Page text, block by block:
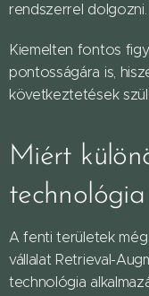
rendszerrel dolgozni.
Kiemelten fontos
pontosságára is,
következtetések
Miért
technológia
A fenti területek
vállalat Retrieval-
technológia